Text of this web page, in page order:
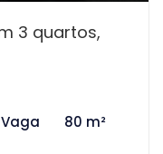
3 quartos,
Vaga 80 m²